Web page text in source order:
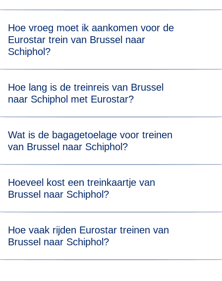
Hoe vroeg moet ik aankomen voor de
Eurostar trein van Brussel naar
Schiphol?
minuten voor de geplande vertrektijd van je Eurostar
(Thalys) trein van Brussel naar Schiphol aanwezig te zijn.
Hoe lang is de treinreis van Brussel
naar Schiphol met Eurostar?
minuten.
Wat is de bagagetoelage voor treinen
van Brussel naar Schiphol?
cm) en één stuk handbagage. Er is geen
gewichtsbeperking, maar je moet al je bagage zelf kunnen
Hoeveel kost een treinkaartje van
Brussel naar Schiphol?
Hoe vaak rijden Eurostar treinen van
Brussel naar Schiphol?